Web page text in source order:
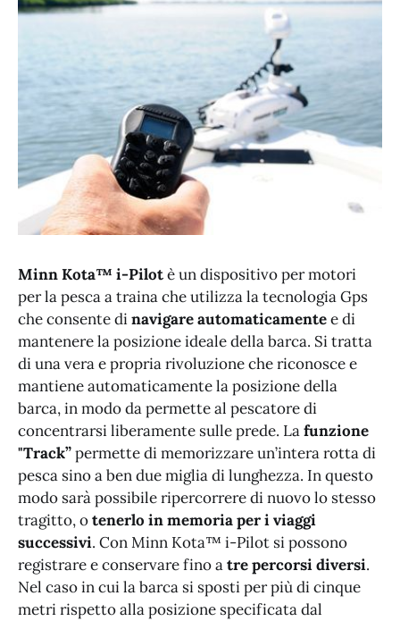
Minn Kota™ i-Pilotè un dispositivo per motori
per la pesca a traina che utilizza la tecnologia Gps
che consente dinavigare automaticamentee di
mantenere la posizione ideale della barca. Si tratta
di una vera e propria rivoluzione che riconosce e
mantiene automaticamente la posizione della
barca, in modo da permette al pescatore di
concentrarsi liberamente sulle prede. Lafunzione
"Track”permette di memorizzare un’intera rotta di
pesca sino a ben due miglia di lunghezza. In questo
modo sarà possibile ripercorrere di nuovo lo stesso
tragitto, otenerlo in memoria per i viaggi
successivi. Con Minn Kota™ i-Pilot si possono
registrare e conservare fino atre percorsi diversi.
Nel caso in cui la barca si sposti per più di cinque
metri rispetto alla posizione specificata dal